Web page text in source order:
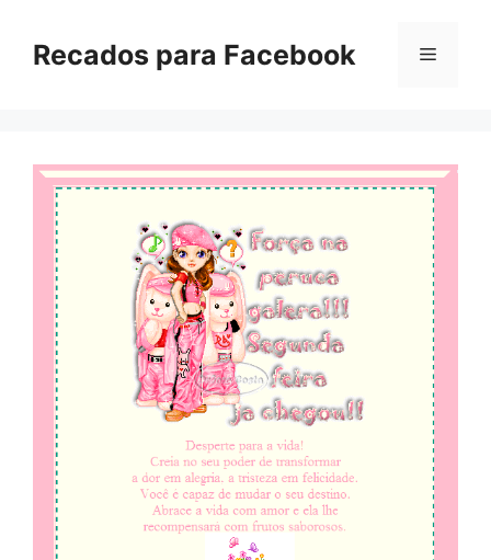
paraRecados para Facebook Menu